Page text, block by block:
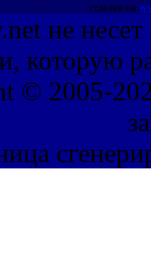
ссылка на
не несет
которую
© 2005-